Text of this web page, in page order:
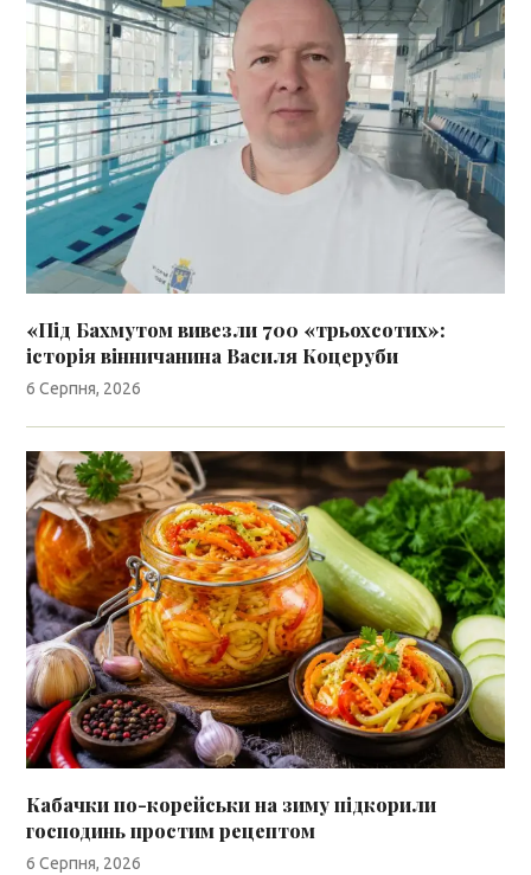
«Під Бахмутом вивезли 700 «трьохсотих»:
історія вінничанина Василя Коцеруби
6 Серпня, 2026
Кабачки по-корейськи на зиму підкорили
господинь простим рецептом
6 Серпня, 2026